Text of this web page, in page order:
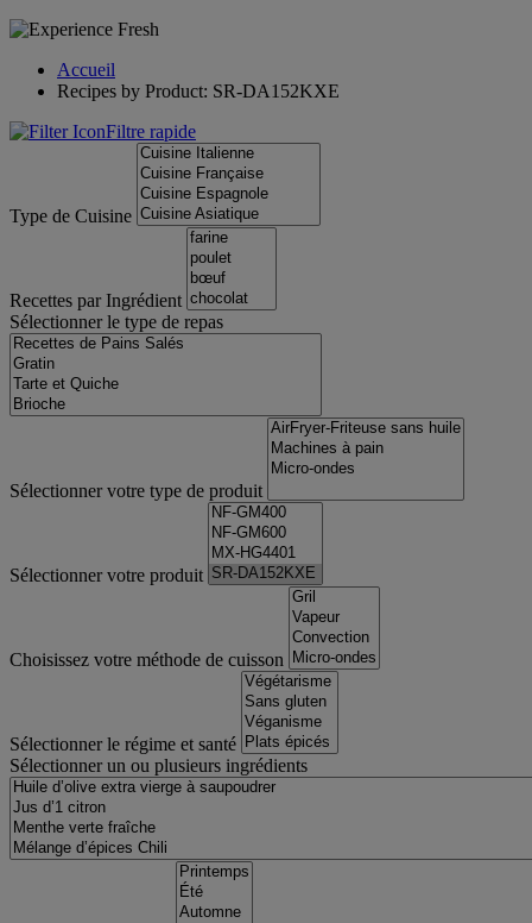
Accueil
Recipes by Product: SR-DA152KXE
Filtre rapide
Type de Cuisine
Recettes par Ingrédient
Sélectionner le type de repas
Sélectionner votre type de produit
Sélectionner votre produit
Choisissez votre méthode de cuisson
Sélectionner le régime et santé
Sélectionner un ou plusieurs ingrédients